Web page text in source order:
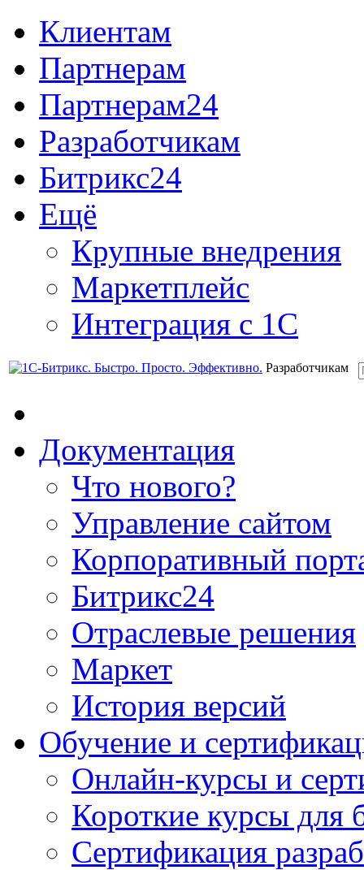
Клиентам
Партнерам
Партнерам24
Разработчикам
Битрикс24
Ещё
Крупные внедрения
Маркетплейс
Интеграция с 1С
Разработчикам
Документация
Что нового?
Управление сайтом
Корпоративный
Битрикс24
Отраслевые решения
Маркет
История версий
Обучение и
Онлайн-курсы и
Короткие курсы для
Сертификация